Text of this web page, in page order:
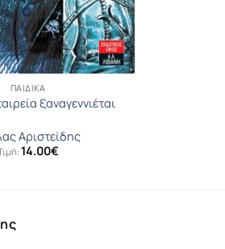
ΠΑΙΔΙΚΆ
ξαναγεννιέται
Αριστείδης
14.00€